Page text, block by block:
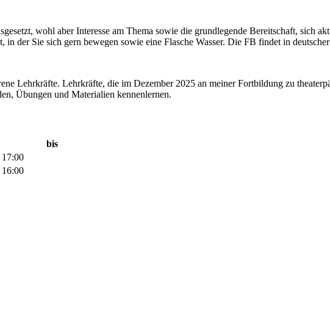
wohl aber Interesse am Thema sowie die grundlegende Bereitschaft, sich
der Sie sich gern bewegen sowie eine Flasche Wasser. Die FB findet in
Lehrkräfte. Lehrkräfte, die im Dezember 2025 an meiner Fortbildung zu
Übungen und Materialien kennenlernen.
bis
17:00
16:00